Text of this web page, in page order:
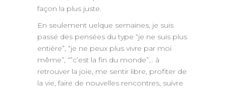
façon la plus juste.
En seulement uelque semaines, je suis
passé des pensées du type “je ne suis plus
entière”, “je ne peux plus vivre par moi
même”, “”c’est la fin du monde”… à
retrouver la joie, me sentir libre, profiter de
la vie, faire de nouvelles rencontres, suivre